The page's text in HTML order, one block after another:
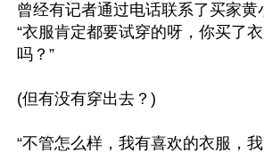
曾经有记者通过电话联系了买家黄
“衣服肯定都要试穿的呀，你买了
吗？”
(但有没有穿出去？)
“不管怎么样，我有喜欢的衣服，